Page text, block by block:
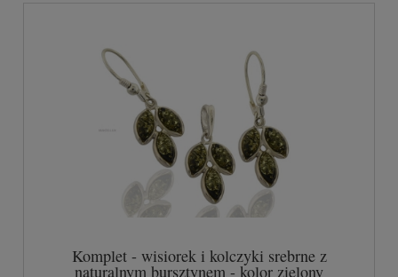
Komplet - wisiorek i kolczyki srebrne z
naturalnym bursztynem - kolor zielony